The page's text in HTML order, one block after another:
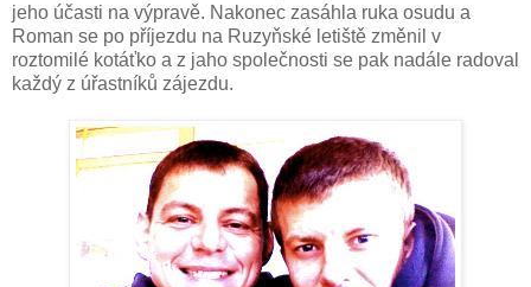
jeho účasti na výpravě. Nakonec zasáhla ruka osudu a
Roman se po příjezdu na Ruzyňské letiště změnil v
roztomilé kotáťko a z jaho společnosti se pak nadále radoval
každý z úřastníků zájezdu.